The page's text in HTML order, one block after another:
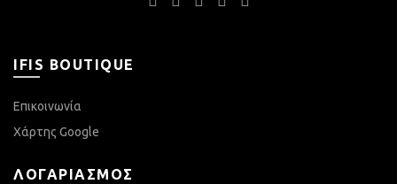
IFIS BOUTIQUE
Επικοινωνία
Χάρτης Google
ΛΟΓΑΡΙΑΣΜΌΣ